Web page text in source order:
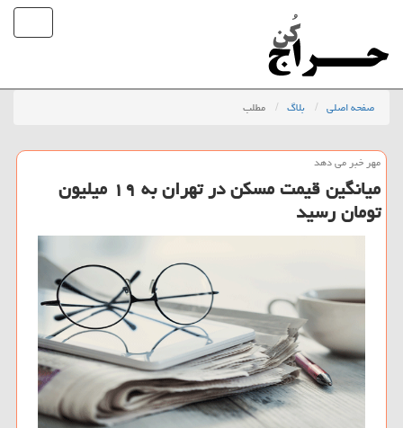
صفحه اصلی بلاگ مطلب
مهر خبر می دهد
میانگین قیمت مسكن در تهران به ۱۹ میلیون
تومان رسید